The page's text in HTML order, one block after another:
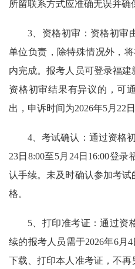
所留联系方式应准确无误并确
3、资格初审：资格初审
单位负责，除特殊情况外，
内完成。报考人员可登录福
资格初审结果有异议的，可
出，申诉时间为2026年5月22
4、考试确认：通过资格
23日8:00至5月24日16:00登
认手续。未及时确认参加考
格。
5、打印准考证：通过资
续的报考人员需于2026年6月
下载、打印本人准考证，不